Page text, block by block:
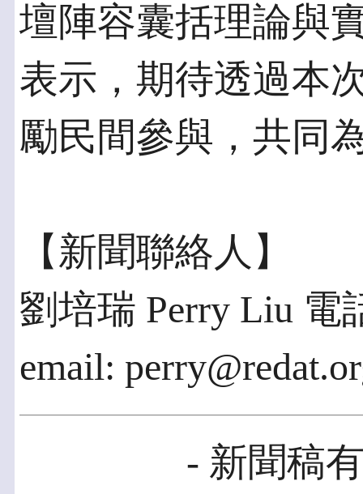
壇陣容囊括理論與
表示，期待透過本
勵民間參與，共同
【新聞聯絡人】
劉培瑞 Perry Liu 電
email:
- 新聞稿